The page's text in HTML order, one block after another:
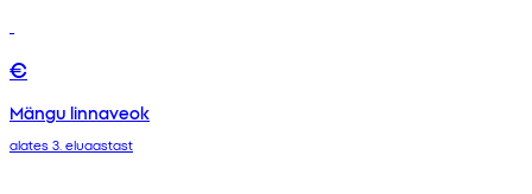
€
Mängu linnaveok
alates 3. eluaastast